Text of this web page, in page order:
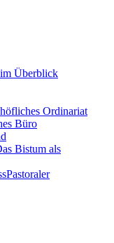
Überblick
Ordinariat
Büro
Bistum als
Pastoraler